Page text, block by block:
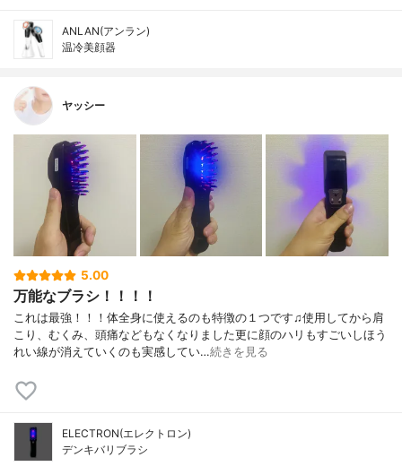
ANLAN(アンラン)
温冷美顔器
ヤッシー
5.00
万能なブラシ！！！！
これは最強！！！体全身に使えるのも特徴の１つです♫使用してから肩
こり、むくみ、頭痛などもなくなりました更に顔のハリもすごいしほう
れい線が消えていくのも実感してい…続きを見る
ELECTRON(エレクトロン)
デンキバリブラシ